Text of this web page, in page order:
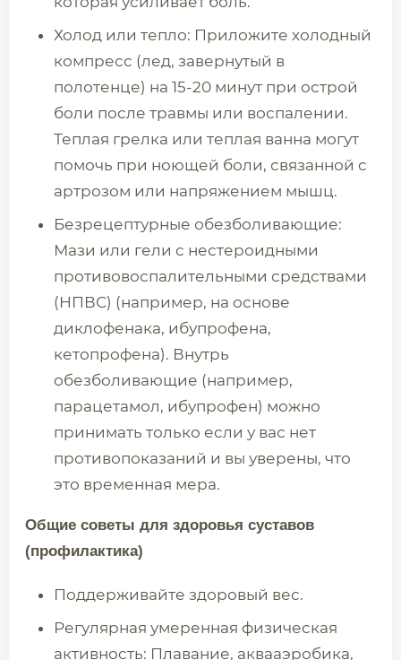
Холод или тепло: Приложите холодный
компресс (лед, завернутый в
полотенце) на 15-20 минут при острой
боли после травмы или воспалении.
Теплая грелка или теплая ванна могут
помочь при ноющей боли, связанной с
артрозом или напряжением мышц.
Безрецептурные обезболивающие:
Мази или гели с нестероидными
противовоспалительными средствами
(НПВС) (например, на основе
диклофенака, ибупрофена,
кетопрофена). Внутрь
обезболивающие (например,
парацетамол, ибупрофен) можно
принимать только если у вас нет
противопоказаний и вы уверены, что
это временная мера.
Общие советы для здоровья суставов
(профилактика)
Поддерживайте здоровый вес.
Регулярная умеренная физическая
активность: Плавание, аквааэробика,